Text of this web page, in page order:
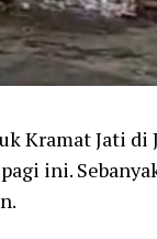
Kramat Jati di
ini.